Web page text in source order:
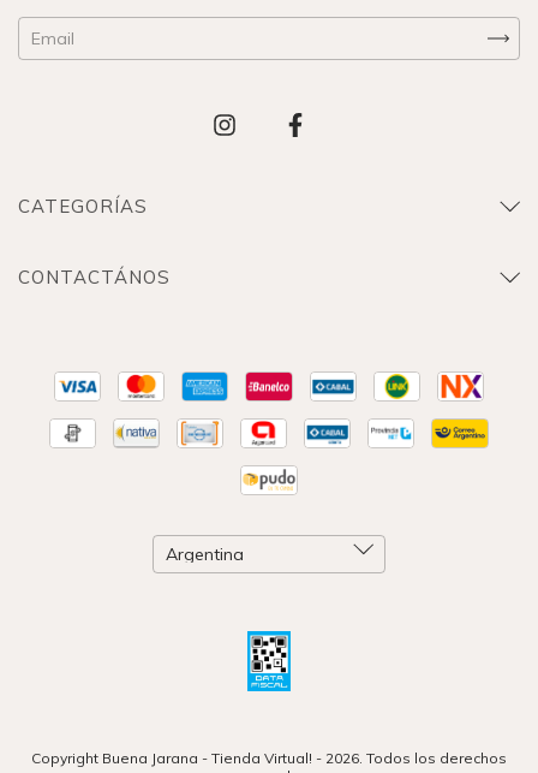
CATEGORÍAS
CONTACTÁNOS
Copyright Buena Jarana - Tienda Virtual! - 2026. Todos los derechos